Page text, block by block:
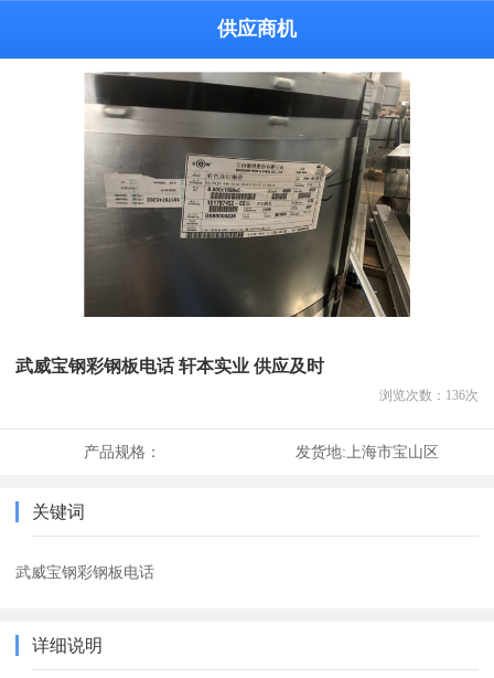
供应商机
武威宝钢彩钢板电话 轩本实业 供应及时
浏览次数： 136次
产品规格： 发货地:上海市宝山区
关键词
武威宝钢彩钢板电话
详细说明